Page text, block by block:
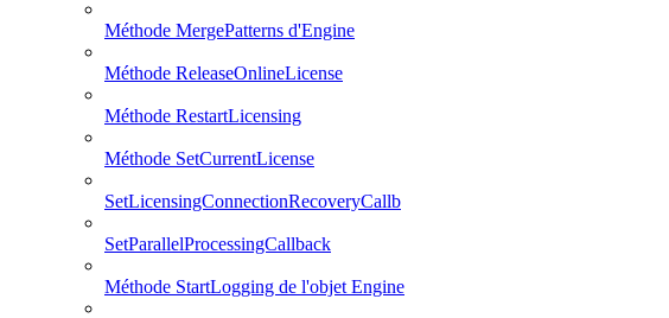
Méthode MergePatterns d'Engine
Méthode ReleaseOnlineLicense
Méthode RestartLicensing
Méthode SetCurrentLicense
SetLicensingConnectionRecoveryCallb
SetParallelProcessingCallback
Méthode StartLogging de l'objet Engine